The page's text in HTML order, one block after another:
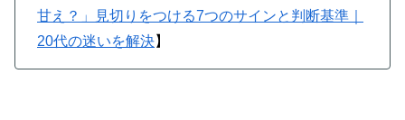
甘え？」見切りをつける7つのサインと判断基準｜
20代の迷いを解決】